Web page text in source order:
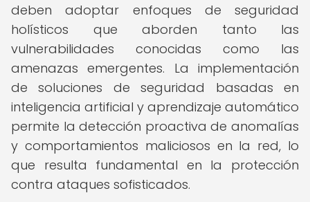
deben adoptar enfoques de seguridad
holísticos que aborden tanto las
vulnerabilidades conocidas como las
amenazas emergentes. La implementación
de soluciones de seguridad basadas en
inteligencia artificial y aprendizaje automático
permite la detección proactiva de anomalías
y comportamientos maliciosos en la red, lo
que resulta fundamental en la protección
contra ataques sofisticados.